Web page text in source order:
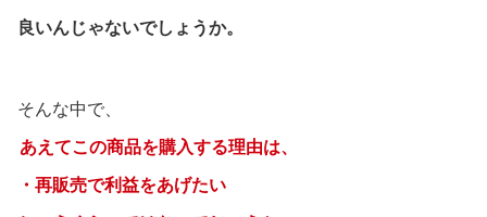
良いんじゃないでしょうか。
そんな中で、
あえてこの商品を購入する理由は、
・再販売で利益をあげたい